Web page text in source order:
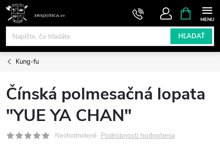
Prejsť
obsah
HĽADAŤ
KOŠÍK
Kung-fu
Čínská polmesačná lopata
"YUE YA CHAN"
Neohodnotené Podrobnosti hodnotenia